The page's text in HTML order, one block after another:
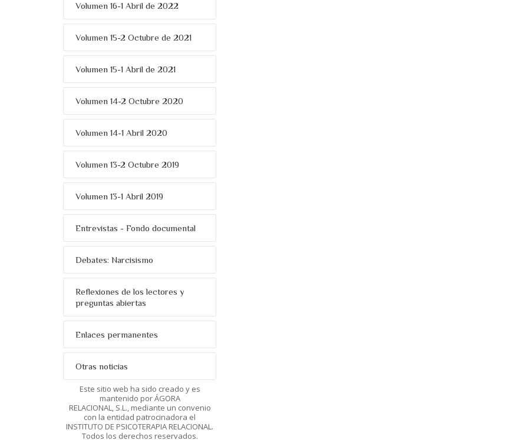
Volumen 16-1 Abril de 2022
Volumen 15-2 Octubre de 2021
Volumen 15-1 Abril de 2021
Volumen 14-2 Octubre 2020
Volumen 14-1 Abril 2020
Volumen 13-2 Octubre 2019
Volumen 13-1 Abril 2019
Entrevistas - Fondo documental
Debates: Narcisismo
Reflexiones de los lectores y
preguntas abiertas
Enlaces permanentes
Otras noticias
Este sitio web ha sido creado y es
mantenido por ÁGORA
RELACIONAL, S.L., mediante un convenio
con la entidad patrocinadora el
INSTITUTO DE PSICOTERAPIA RELACIONAL.
Todos los derechos reservados.